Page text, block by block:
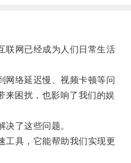
网已经成为人们日常生活
络延迟慢、视频卡顿等问
来困扰，也影响了我们的娱
了这些问题。
具，它能帮助我们实现更